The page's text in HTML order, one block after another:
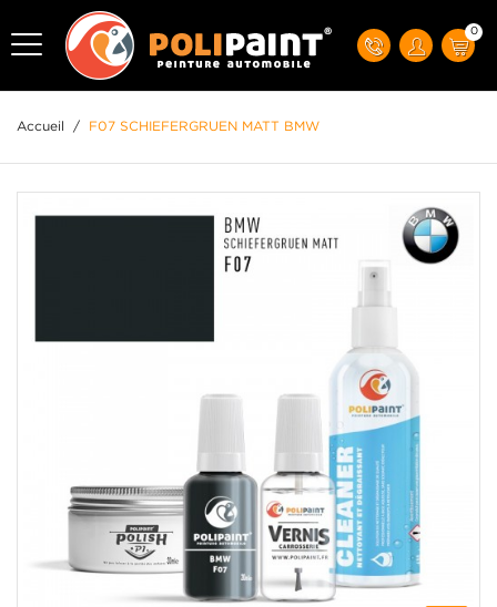
0
Accueil / F07 SCHIEFERGRUEN MATT BMW